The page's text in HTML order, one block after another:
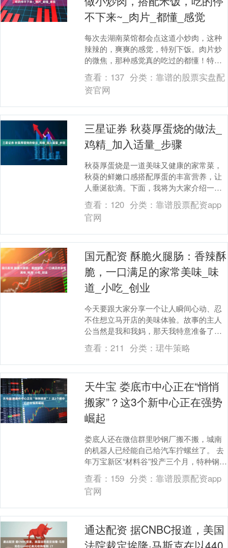
不下来~_肉片_都懂_感觉
每次去湖南菜馆都会点这道小炒肉，这种
辣辣的，爽爽的感觉，特别下饭。肉片炒
的微焦，那种感觉真的吃过的都懂！特别
有烟火气，米饭不小心就会吃多了～ 🥢认
真对待每一餐，....
查看： 137 分类： 靠谱的股票实盘配
资官网
三星证券 秋葵厚蛋烧的做法_
鸡精_加入适量_步骤
秋葵厚蛋烧是一道美味又健康的家常菜，
秋葵的鲜嫩口感搭配厚蛋的丰富营养，让
人垂涎欲滴。下面，我将为大家介绍一下
秋葵厚蛋烧的制作方法。 材料准备： 1. 秋
葵：约3....
查看： 120 分类： 靠谱股票配资app
官网
国元配资 酥脆火腿肠：香辣酥
脆，一口满足的家常美味_味
道_小吃_创业
今天要跟大家分享一个让人瞬间心动、忍
不住想立马开店的美味体验。故事的主人
公当然是我和我妈，那天我特意准备了一
份酥脆诱人的炸火腿肠，想着平时休闲时
光里享受一下小吃....
查看：211 分类： 珺牛策略
天牛宝 娄底市中心正在“悄悄
搬家”？这3个新中心正在强势
崛起
娄底人还在微信群里吵钢厂搬不搬，城南
的机器人已经能自己给汽车拧螺丝了。 去
年万宝新区“材料谷”投产三个月，特种钢产
量冲到8万吨，直接供货特斯拉上海工厂。
更扎心....
查看： 159 分类： 靠谱股票配资app
官网
通达配资 据CNBC报道，美国
法院裁定埃隆·马斯克在以440